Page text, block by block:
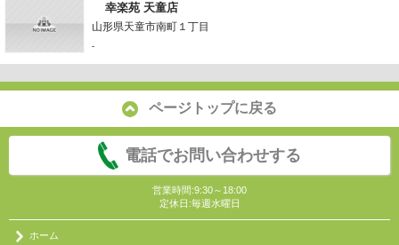
幸楽苑 天童店
山形県天童市南町１丁目
-
ページトップに戻る
電話でお問い合わせする
営業時間:9:30～18:00
定休日:毎週水曜日
ホーム